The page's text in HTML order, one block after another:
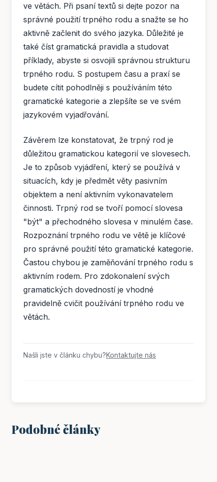
ve větách. Při psaní textů si dejte pozor na
správné použití trpného rodu a snažte se ho
aktivně začlenit do svého jazyka. Důležité je
také číst gramatická pravidla a studovat
příklady, abyste si osvojili správnou strukturu
trpného rodu. S postupem času a praxí se
budete cítit pohodlněji s používáním této
gramatické kategorie a zlepšíte se ve svém
jazykovém vyjadřování.
Závěrem lze konstatovat, že trpný rod je
důležitou gramatickou kategorií ve slovesech.
Je to způsob vyjádření, který se používá v
situacích, kdy je předmět věty pasivním
objektem a není aktivním vykonavatelem
činnosti. Trpný rod se tvoří pomocí slovesa
"být" a přechodného slovesa v minulém čase.
Rozpoznání trpného rodu ve větě je klíčové
pro správné použití této gramatické kategorie.
Častou chybou je zaměňování trpného rodu s
aktivním rodem. Pro zdokonalení svých
gramatických dovedností je vhodné
pravidelně cvičit používání trpného rodu ve
větách.
Našli jste v článku chybu?Kontaktujte nás
Podobné články